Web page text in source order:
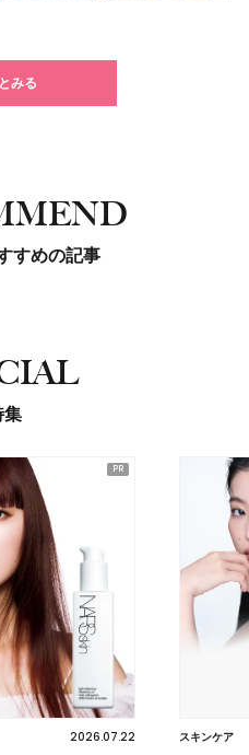
みる
すめの記事
集
2026.07.22 ヘア